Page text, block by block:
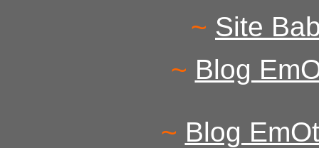
~ Site
~ Blog
~ Blog